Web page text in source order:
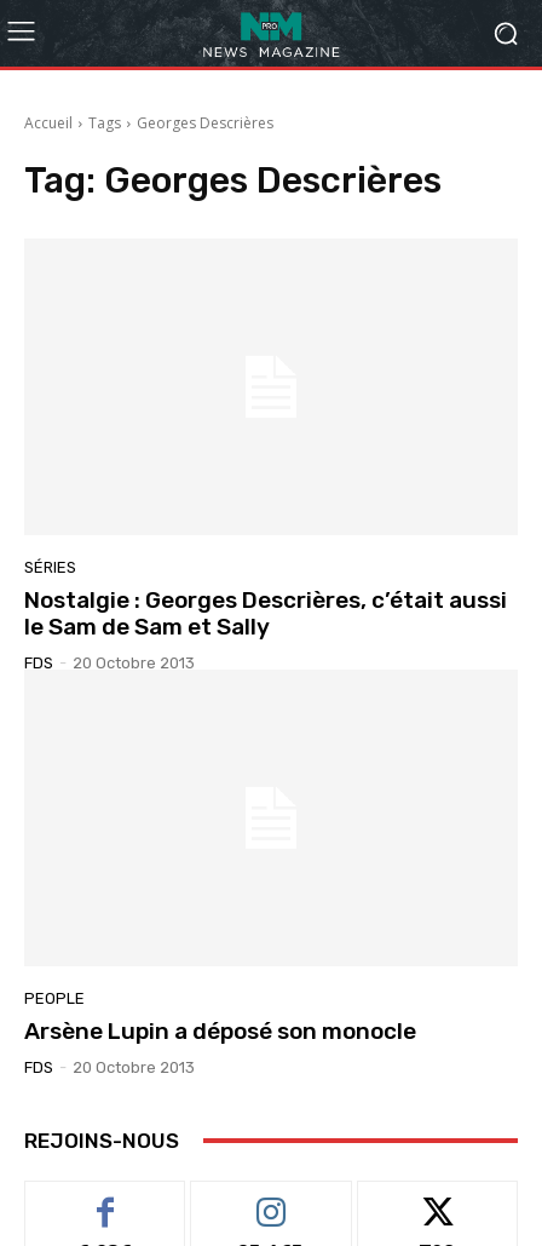
Accueil Tags Georges Descrières
Tag: Georges Descrières
SÉRIES
Nostalgie : Georges Descrières, c’était aussi
le Sam de Sam et Sally
FDS - 20 Octobre 2013
PEOPLE
Arsène Lupin a déposé son monocle
FDS - 20 Octobre 2013
REJOINS-NOUS